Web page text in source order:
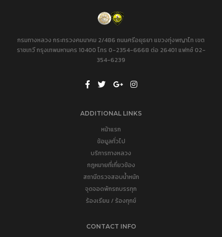
กรมทางหลวง กระทรวงคมนาคม 2/486 ถนนศรีอยุธยา แขวงทุ่งพญาไท เขต
ราชเทวี กรุงเทพมหานคร 10400 โทร 0-2354-6668 ต่อ 26401 แฟกซ์ 02-
354-6239
ADDITIONAL LINKS
หน้าแรก
ข้อมูลทั่วไป
บริการทางหลวง
กฎหมายที่เกี่ยวข้อง
สถานีตรวจสอบน้ำหนัก
จุดจอดพักรถบรรทุก
ร้องเรียน / ร้องทุกข์
CONTACT INFO